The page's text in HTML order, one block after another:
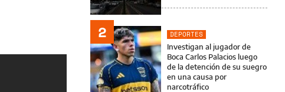
2
DEPORTES
Investigan al jugador de
Boca Carlos Palacios luego
de la detención de su suegro
en una causa por
narcotráfico